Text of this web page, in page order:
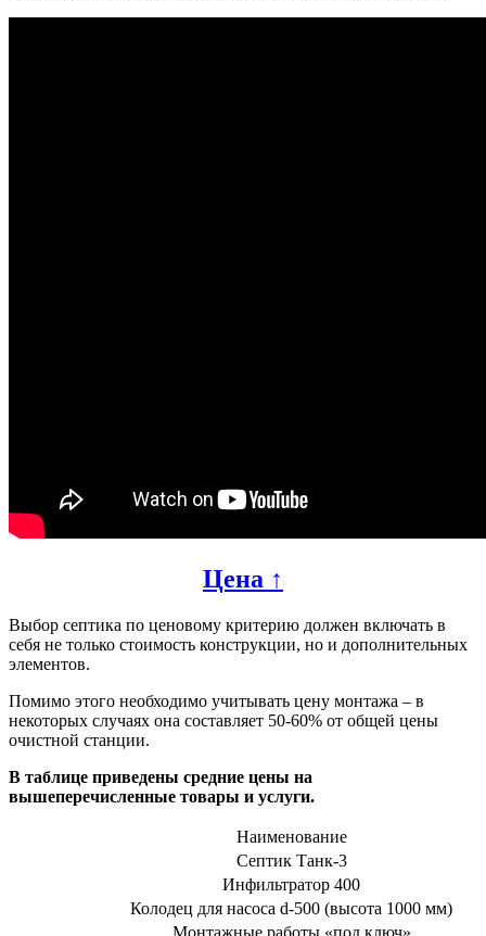
Цена ↑
Выбор септика по ценовому критерию должен включать в
себя не только стоимость конструкции, но и дополнительных
элементов.
Помимо этого необходимо учитывать цену монтажа – в
некоторых случаях она составляет 50-60% от общей цены
очистной станции.
В таблице приведены средние цены на
вышеперечисленные товары и услуги.
Наименование
Септик Танк-3
Инфильтратор 400
Колодец для насоса d-500 (высота 1000 мм)
Монтажные работы «под ключ»